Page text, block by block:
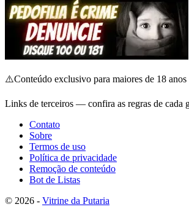
⚠️Conteúdo exclusivo para maiores de 18 anos
Links de terceiros — confira as regras de cada
Contato
Sobre
Termos de uso
Política de privacidade
Remoção de conteúdo
Bot de Listas
© 2026 - Vitrine da Putaria